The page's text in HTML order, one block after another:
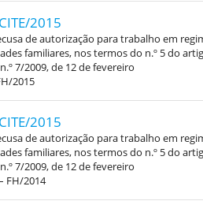
2015
de autorização para trabalho em
familiares, nos termos do n.º 5 do
7/2009, de 12 de fevereiro
2015
2015
de autorização para trabalho em
familiares, nos termos do n.º 5 do
7/2009, de 12 de fevereiro
FH/2014